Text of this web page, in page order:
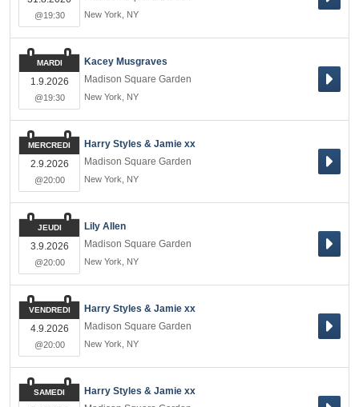
New York NY
@19:30
Kacey Musgraves
Madison Square Garden
New York NY
MARDI
1.9.2026
@19:30
Harry Styles & Jamie xx
Madison Square Garden
New York NY
MERCREDI
2.9.2026
@20:00
Lily Allen
Madison Square Garden
New York NY
JEUDI
3.9.2026
@20:00
Harry Styles & Jamie xx
Madison Square Garden
New York NY
VENDREDI
4.9.2026
@20:00
Harry Styles & Jamie xx
SAMEDI